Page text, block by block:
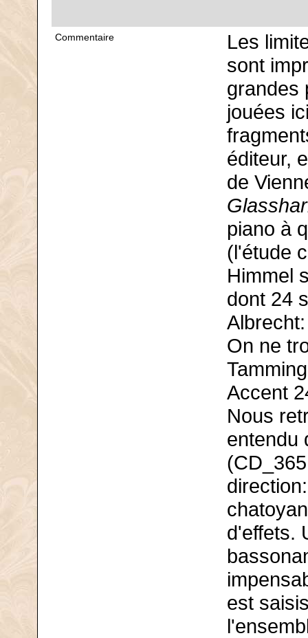
Commentaire
Les
sont
grandes
jouées
éditeur,
de
piano à
(l'étude
Himmel
dont 24
On ne
Accent
Nous
entendu
d'effets.
est